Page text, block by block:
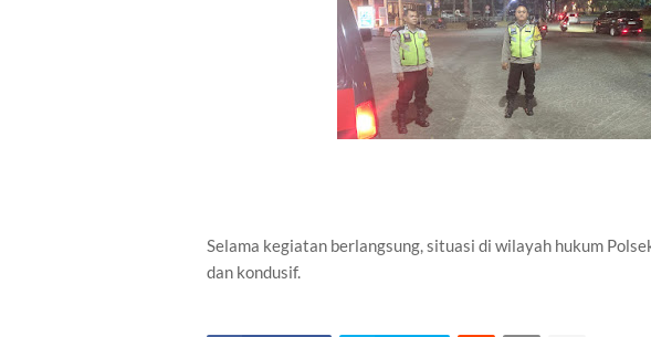
Selama kegiatan berlangsung, situasi di wilayah hukum
dan kondusif.